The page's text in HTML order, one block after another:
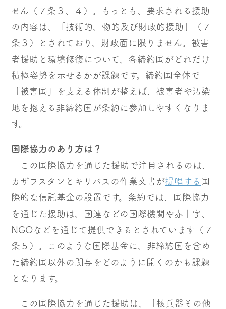
せん（７条３、４）。もっとも、要求される援助
の内容は、「技術的、物的及び財政的援助」（７
条３）とされており、財政面に限りません。被害
者援助と環境修復について、各締約国がどれだけ
積極姿勢を示せるかが課題です。締約国全体で
「被害国」を支える体制が整えば、被害者や汚染
地を抱える非締約国が条約に参加しやすくなりま
す。
国際協力のあり方は？
この国際協力を通じた援助で注目されるのは、
カザフスタンとキリバスの作業文書が提唱する 国
際的な信託基金の設置です。条約では、国際協力
を通じた援助は、国連などの国際機関や赤十字、
NGOなどを通じて提供できるとされています（７
条５）。このような国際基金に、非締約国を含め
た締約国以外の関与をどのように開くのかも課題
となります。
この国際協力を通じた援助は、「核兵器その他